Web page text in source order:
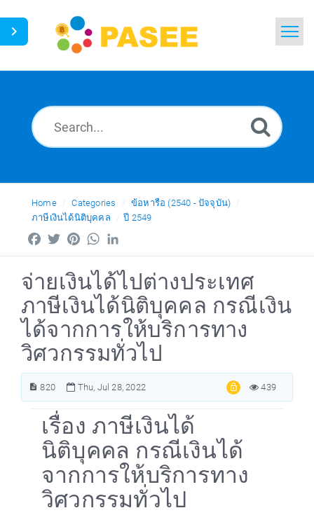
News
Ask a Question
Home Categories
ข้อหารือ (2540 - ปัจจุบัน)
ภาษีเงินได้นิติบุคคล
ปี 2549
FacebookTwitterPinterestWhatsApp
จ่ายเงินได้ไปต่างประเทศ
ภาษีเงินได้นิติบุคคล กรณีเงิน
ได้จากการให้บริการทาง
วิศวกรรมทั่วไป
820 Thu, Jul 28, 2022 439
เรื่อง ภาษีเงินได้
นิติบุคคล กรณีเงินได้
จากการให้บริการทาง
วิศวกรรมทั่วไป